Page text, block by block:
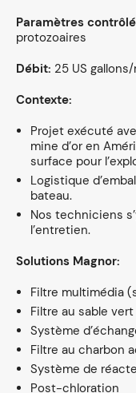
Paramètres
protozoaires
Débit: 25 US
Contexte:
Projet exécuté
mine d’or en
surface pour
Logistique
bateau.
Nos techniciens
l’entretien.
Solutions Magnor:
Filtre multimédia
Filtre au sable vert
Système
Filtre au charbon
Système de
Post-chloration